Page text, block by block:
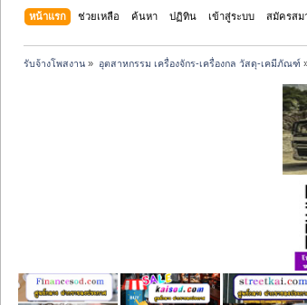
หน้าแรก ช่วยเหลือ ค้นหา ปฏิทิน เข้าสู่ระบบ สมัครสม
รับจ้างโพสงาน » อุตสาหกรรม เครื่องจักร-เครื่องกล วัสดุ-เคมีภัณฑ์